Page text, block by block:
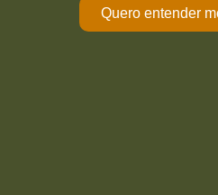
Quero entender